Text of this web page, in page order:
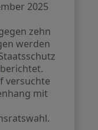
2025
zehn
werden
berichtet.
versuchte
mit